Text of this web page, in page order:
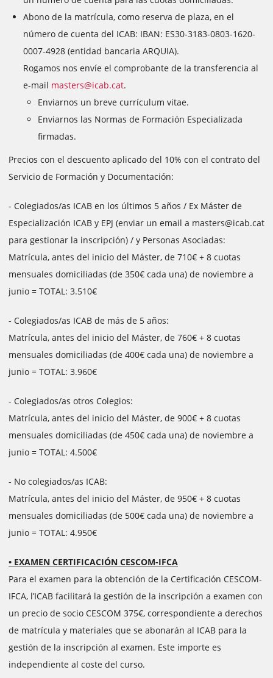
Abono de la matrícula, como reserva de plaza, en el
número de cuenta del ICAB: IBAN: ES30-3183-0803-1620-
0007-4928 (entidad bancaria ARQUIA).
Rogamos nos envíe el comprobante de la transferencia al
e-mail masters@icab.cat.
Enviarnos un breve currículum vitae.
Enviarnos las Normas de Formación Especializada
firmadas.
Precios con el descuento aplicado del 10% con el contrato del
Servicio de Formación y Documentación:
- Colegiados/as ICAB en los últimos 5 años / Ex Máster de
Especialización ICAB y EPJ (enviar un email a masters@icab.cat
para gestionar la inscripción) / y Personas Asociadas:
Matrícula, antes del inicio del Máster, de 710€ + 8 cuotas
mensuales domiciliadas (de 350€ cada una) de noviembre a
junio = TOTAL: 3.510€
- Colegiados/as ICAB de más de 5 años:
Matrícula, antes del inicio del Máster, de 760€ + 8 cuotas
mensuales domiciliadas (de 400€ cada una) de noviembre a
junio = TOTAL: 3.960€
- Colegiados/as otros Colegios:
Matrícula, antes del inicio del Máster, de 900€ + 8 cuotas
mensuales domiciliadas (de 450€ cada una) de noviembre a
junio = TOTAL: 4.500€
- No colegiados/as ICAB:
Matrícula, antes del inicio del Máster, de 950€ + 8 cuotas
mensuales domiciliadas (de 500€ cada una) de noviembre a
junio = TOTAL: 4.950€
• EXAMEN CERTIFICACIÓN CESCOM-IFCA
Para el examen para la obtención de la Certificación CESCOM-
IFCA, l’ICAB facilitará la gestión de la inscripción a examen con
un precio de socio CESCOM 375€, correspondiente a derechos
de matrícula y materiales que se abonarán al ICAB para la
gestión de la inscripción al examen. Este importe es
independiente al coste del curso.